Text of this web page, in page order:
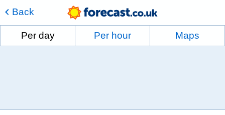
Back
Per day Per hour Maps